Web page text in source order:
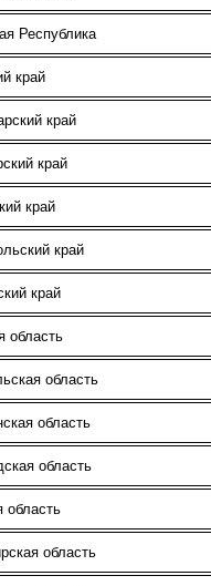
Республика
край
край
край
край
край
край
область
область
область
область
область
область